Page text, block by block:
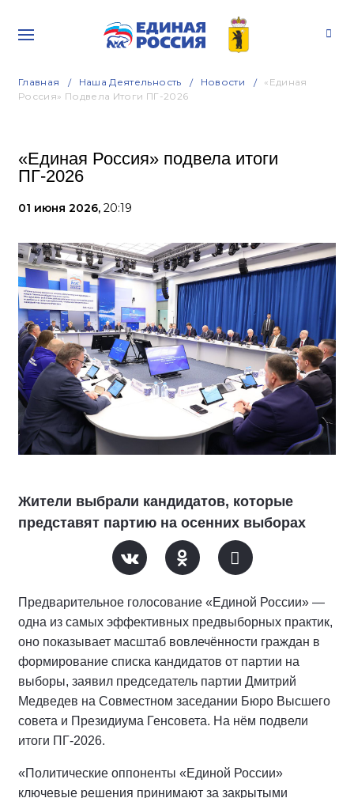
Главная Наша Деятельность Новости
«Единая
Россия» Подвела Итоги ПГ-2026
«Единая Россия» подвела итоги
ПГ-2026
01 июня 2026, 20:19
Жители выбрали кандидатов, которые
представят партию на осенних выборах
Предварительное голосование «Единой России» —
одна из самых эффективных предвыборных практик,
оно показывает масштаб вовлечённости граждан в
формирование списка кандидатов от партии на
выборы, заявил председатель партии Дмитрий
Медведев на Совместном заседании Бюро Высшего
совета и Президиума Генсовета. На нём подвели
итоги ПГ-2026.
«Политические оппоненты «Единой России»
ключевые решения принимают за закрытыми